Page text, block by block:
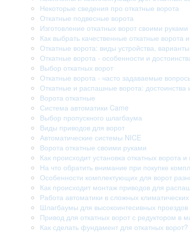
Некоторые сведения про откатные ворота
Откатные подвесные ворота
Изготовление откатных ворот своими руками
Как выбрать качественные откатные ворота
Откатные ворота: виды устройства,
Откатные ворота - особенности и
Выбор откатных ворот
Откатные ворота - часто задаваемые
Откатные и распашные ворота: достоинства
Ворота откатные
Система автоматики Came
Выбор пропускного шлагбаума
Виды приводов для ворот
Автоматические системы NICE
Ворота откатные своими руками
Как происходит установка откатных ворота
На что обратить внимание при покупке
Особенности комплектующих для ворот
Как происходит монтаж приводов для
Работа автоматики в сложных
Шлагбаумы для высокоинтесивных проездов
Привод для откатных ворот с редуктором в
Как сделать фундамент для откатных ворот?